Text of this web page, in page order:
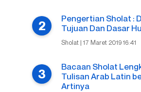
Pengertian Sholat :
Tujuan Dan Dasar
Sholat | 17 Maret 2019 16:41
Bacaan Sholat
Tulisan Arab Latin
Artinya